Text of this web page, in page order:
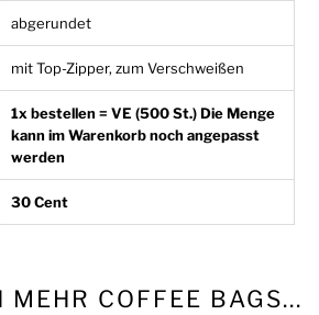
abgerundet
mit Top-Zipper, zum Verschweißen
1x bestellen = VE (500 St.) Die Menge
kann im Warenkorb noch angepasst
werden
30 Cent
MEHR COFFEE BAGS...